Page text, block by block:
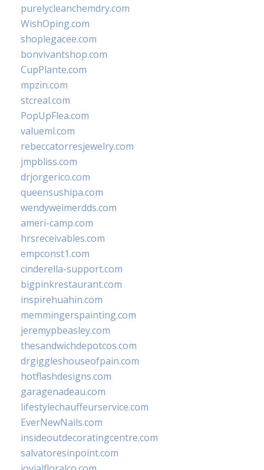
purelycleanchemdry.com
WishOping.com
shoplegacee.com
bonvivantshop.com
CupPlante.com
mpzin.com
stcreal.com
PopUpFlea.com
valueml.com
rebeccatorresjewelry.com
jmpbliss.com
drjorgerico.com
queensushipa.com
wendyweimerdds.com
ameri-camp.com
hrsreceivables.com
empconst1.com
cinderella-support.com
bigpinkrestaurant.com
inspirehuahin.com
memmingerspainting.com
jeremypbeasley.com
thesandwichdepotcos.com
drgiggleshouseofpain.com
hotflashdesigns.com
garagenadeau.com
lifestylechauffeurservice.com
EverNewNails.com
insideoutdecoratingcentre.com
salvatoresinpoint.com